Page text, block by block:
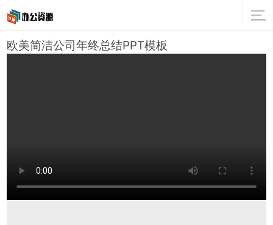
欧美简洁公司年终总结PPT模板